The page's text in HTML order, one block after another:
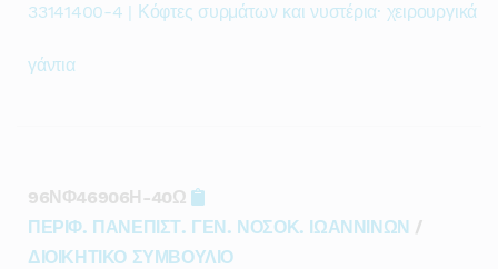
33141400-4 | Κόφτες συρμάτων και νυστέρια· χειρουργικά
γάντια
96ΝΦ46906Η-40Ω
ΠΕΡΙΦ. ΠΑΝΕΠΙΣΤ. ΓΕΝ. ΝΟΣΟΚ. ΙΩΑΝΝΙΝΩΝ /
ΔΙΟΙΚΗΤΙΚΟ ΣΥΜΒΟΥΛΙΟ